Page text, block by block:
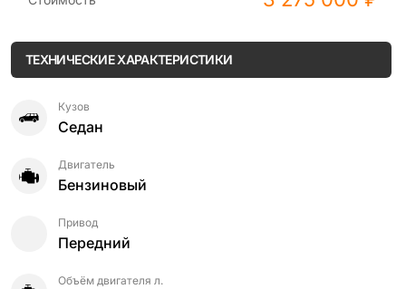
ТЕХНИЧЕСКИЕ ХАРАКТЕРИСТИКИ
Кузов
Седан
Двигатель
Бензиновый
Привод
Передний
Объём двигателя л.